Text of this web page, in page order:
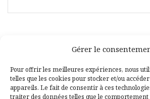
Gérer le
Pour offrir les meilleures expériences, nous
telles que les cookies pour stocker et/ou
appareils. Le fait de consentir à ces
traiter des données telles que le
Facebook
Pinterest